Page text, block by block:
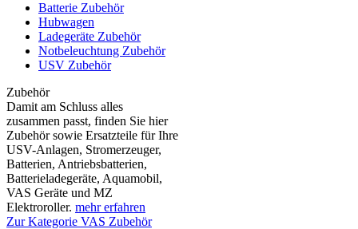
Batterie Zubehör
Hubwagen
Ladegeräte Zubehör
Notbeleuchtung Zubehör
USV Zubehör
Zubehör
Damit am Schluss alles
zusammen passt, finden Sie hier
Zubehör sowie Ersatzteile für Ihre
USV-Anlagen, Stromerzeuger,
Batterien, Antriebsbatterien,
Batterieladegeräte, Aquamobil,
VAS Geräte und MZ
Elektroroller. mehr erfahren
Zur Kategorie VAS Zubehör